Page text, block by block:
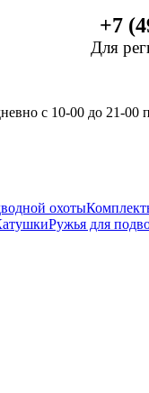
+7
Для
с 10-00 до 21-
Ружья для